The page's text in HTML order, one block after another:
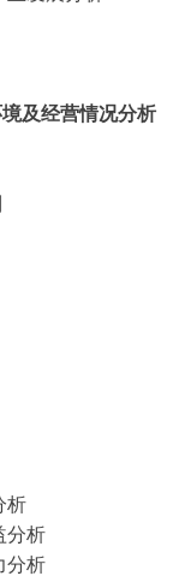
及经营情况分析
析
分析
分析